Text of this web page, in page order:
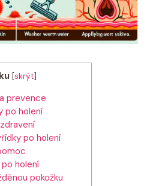
[skrýt]
prevence
po holení
po holení
holení
pokožku